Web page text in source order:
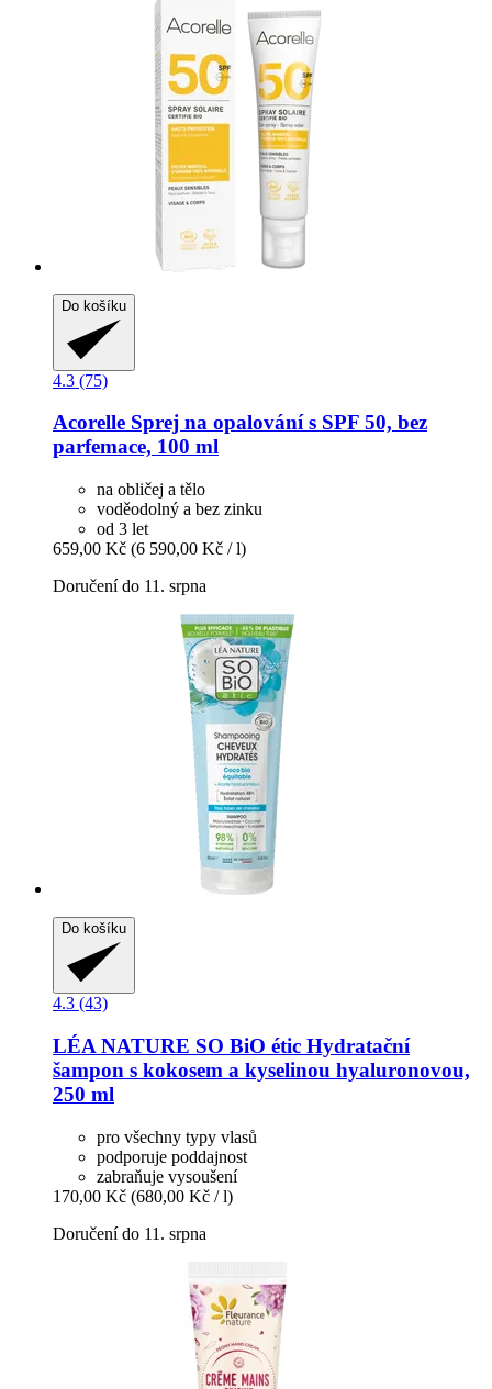
Do košíku
4.3 (75)
Acorelle Sprej na opalování s SPF 50, bez
parfemace, 100 ml
na obličej a tělo
voděodolný a bez zinku
od 3 let
659,00 Kč (6 590,00 Kč / l)
Doručení do 11. srpna
Do košíku
4.3 (43)
LÉA NATURE SO BiO étic Hydratační
šampon s kokosem a kyselinou hyaluronovou,
250 ml
pro všechny typy vlasů
podporuje poddajnost
zabraňuje vysoušení
170,00 Kč (680,00 Kč / l)
Doručení do 11. srpna